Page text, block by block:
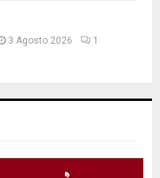
3 Agosto 2026 1